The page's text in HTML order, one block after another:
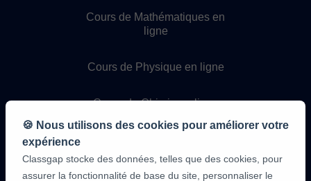
Cours de Mathématiques en
ligne
Cours de Physique en ligne
Cours de Chimie en ligne
🍪 Nous utilisons des cookies pour améliorer votre
expérience
Classgap stocke des données, telles que des cookies, pour
assurer la fonctionnalité de base du site, personnaliser le